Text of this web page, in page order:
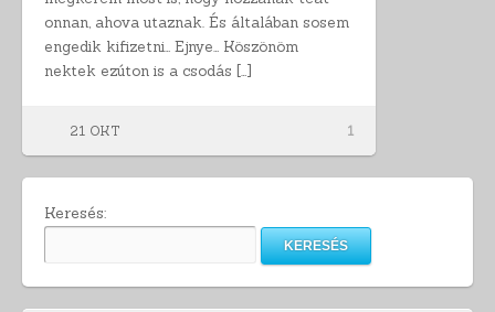
onnan, ahova utaznak. És általában sosem
engedik kifizetni… Ejnye… Köszönöm
nektek ezúton is a csodás […]
21 OKT 1
Keresés: